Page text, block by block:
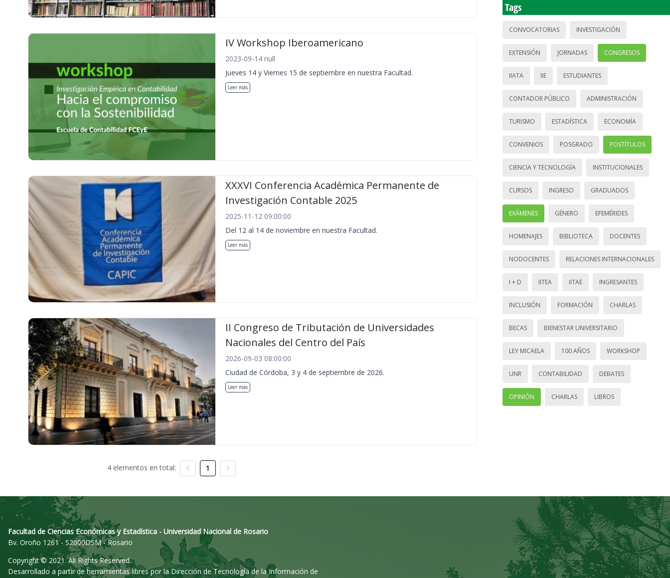
IV Workshop Iberoamericano
2023-09-14 null
Jueves 14 y Viernes 15 de septiembre en nuestra Facultad.
Leer más
XXXVI Conferencia Académica Permanente de
Investigación Contable 2025
2025-11-12 09:00:00
Del 12 al 14 de noviembre en nuestra Facultad.
Leer más
II Congreso de Tributación de Universidades
Nacionales del Centro del País
2026-09-03 08:00:00
Ciudad de Córdoba, 3 y 4 de septiembre de 2026.
Leer más
4 elementos en total: 1
Tags
CONVOCATORIAS INVESTIGACIÓN
EXTENSIÓN JORNADAS CONGRESOS
IIATA IIE ESTUDIANTES
CONTADOR PÚBLICO ADMINISTRACIÓN
TURISMO ESTADÍSTICA ECONOMÍA
CONVENIOS POSGRADO POSTÍTULOS
CIENCIA Y TECNOLOGÍA INSTITUCIONALES
CURSOS INGRESO GRADUADOS
EXÁMENES GÉNERO EFEMÉRIDES
HOMENAJES BIBLIOTECA DOCENTES
NODOCENTES RELACIONES INTERNACIONALES
I + D IITEA IITAE INGRESANTES
INCLUSIÓN FORMACIÓN CHARLAS
BECAS BIENESTAR UNIVERSITARIO
LEY MICAELA 100 AÑOS WORKSHOP
UNR CONTABILIDAD DEBATES
OPINIÓN CHARLAS LIBROS
Facultad de Ciencias Económicas y Estadística - Universidad Nacional de Rosario
Bv. Oroño 1261 - S2000DSM - Rosario
Copyright © 2021. All Rights Reserved.
Desarrollado a partir de herramientas libres por la Dirección de Tecnología de la Información de